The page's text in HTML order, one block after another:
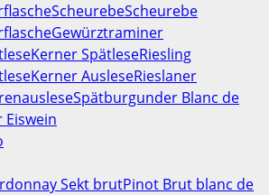
ScheurebeScheurebe
Gewürztraminer
Kerner SpätleseRiesling
Kerner AusleseRieslaner
Spätburgunder Blanc de
Eiswein
Sekt brutPinot Brut blanc de